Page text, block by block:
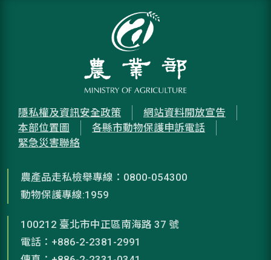
隱私權及資訊安全政策
網站資料開放宣告
本部位置圖
各縣市動物保護申訴電話
緊急災害聯絡
農產品走私檢舉專線：0800-054300
動物保護專線:1959
100212 臺北市中正區南海路 37 號
電話：+886-2-2381-2991